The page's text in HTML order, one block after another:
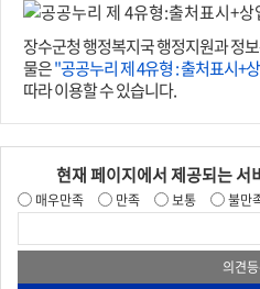
장수군청 행정복지국 행정지원과 정
물은"공공누리 제 4유형 : 출처표시+
따라 이용할 수 있습니다.
현재 페이지에서 제공되는 서
매우만족 만족 보통 불만